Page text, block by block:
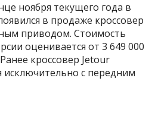
ноября текущего года в
в продаже кроссовер
приводом. Стоимость
оценивается от 3 649 000
кроссовер Jetour
исключительно с передним